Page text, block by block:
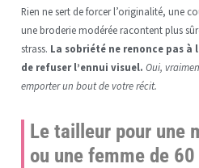
Rien ne sert de forcer l’originalité, une
une broderie modérée racontent plus
strass. La sobriété ne renonce pas
de refuser l’ennui visuel. Oui,
emporter un bout de votre récit.
Le tailleur pour une
ou une femme de 60